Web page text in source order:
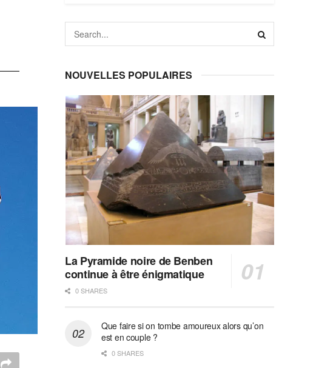
NOUVELLES POPULAIRES
La Pyramide noire de Benben
continue à être énigmatique
0 SHARES
Que faire si on tombe amoureux alors qu’on
est en couple ?
0 SHARES